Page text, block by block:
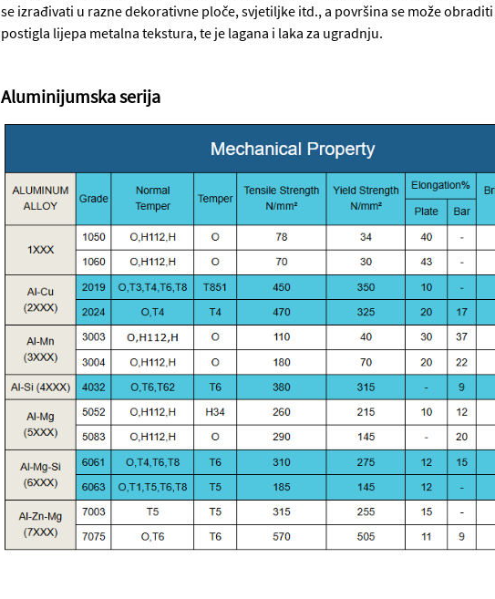
se izrađivati u razne dekorativne ploče, svjetiljke itd., a površina se može
postigla lijepa metalna tekstura, te je lagana i laka za ugradnju.
Aluminijumska serija